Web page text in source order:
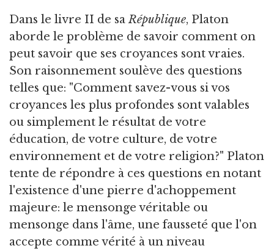
Dans le livre II de saRépublique, Platon
aborde le problème de savoir comment on
peut savoir que ses croyances sont vraies.
Son raisonnement soulève des questions
telles que: "Comment savez-vous si vos
croyances les plus profondes sont valables
ou simplement le résultat de votre
éducation, de votre culture, de votre
environnement et de votre religion?" Platon
tente de répondre à ces questions en notant
l'existence d'une pierre d'achoppement
majeure: le mensonge véritable ou
mensonge dans l'âme, une fausseté que l'on
accepte comme vérité à un niveau